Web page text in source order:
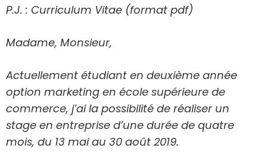
P.J. : Curriculum Vitae (format pdf)
Madame, Monsieur,
Actuellement étudiant en deuxième année
option marketing en école supérieure de
commerce, j’ai la possibilité de réaliser un
stage en entreprise d’une durée de quatre
mois, du 13 mai au 30 août 2019.